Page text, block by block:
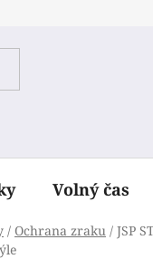
Volný čas
/ Ochrana zraku / JSP